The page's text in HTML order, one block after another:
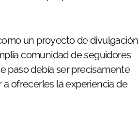
un proyecto de divulgación
comunidad de seguidores
paso debía ser precisamente
a ofrecerles la experiencia de